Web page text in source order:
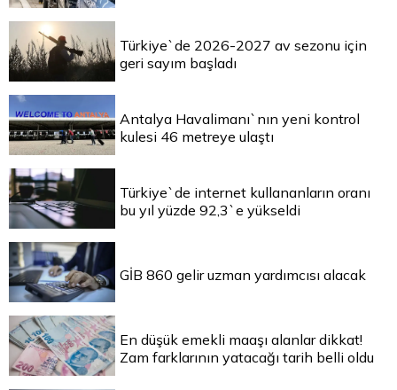
Türkiye`de 2026-2027 av sezonu için
geri sayım başladı
Antalya Havalimanı`nın yeni kontrol
kulesi 46 metreye ulaştı
Türkiye`de internet kullananların oranı
bu yıl yüzde 92,3`e yükseldi
GİB 860 gelir uzman yardımcısı alacak
En düşük emekli maaşı alanlar dikkat!
Zam farklarının yatacağı tarih belli oldu